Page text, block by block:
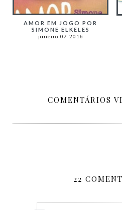
AMOR EM JOGO POR
SIMONE ELKELES
janeiro 07 2016
COMENTÁRIOS
22